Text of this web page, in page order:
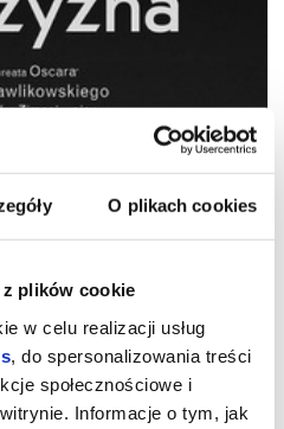
O plikach cookies
plików cookie
w celu realizacji usług
, do spersonalizowania treści
społecznościowe i
Informacje o tym, jak